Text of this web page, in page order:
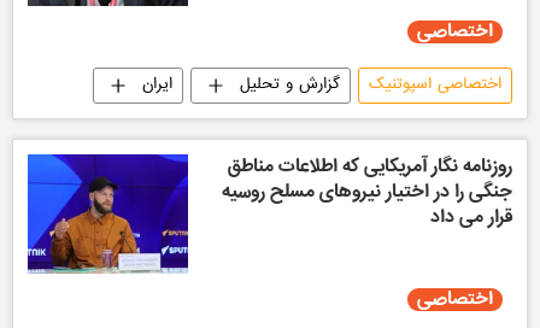
اختصاصی
اختصاصی اسپوتنیک گزارش و تحلیل ایران
روزنامه نگار آمریکایی که اطلاعات مناطق
جنگی را در اختیار نیروهای مسلح روسیه
قرار می داد
اختصاصی